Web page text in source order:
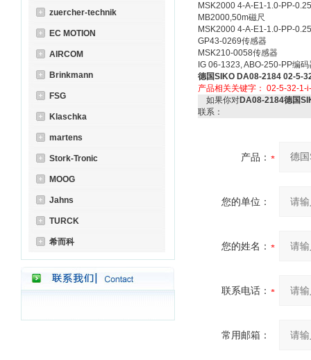
zuercher-technik
EC MOTION
AIRCOM
Brinkmann
FSG
Klaschka
martens
Stork-Tronic
MOOG
Jahns
TURCK
希而科
MSK2000 4-A-E1-1.0-PP-
MB2000,50m磁尺
MSK2000 4-A-E1-1.0-PP-
GP43-0269传感器
MSK210-0058传感器
IG 06-1323, ABO-250-PP编码
德国SIKO DA08-2184 02-5-
产品相关关键字： 02-5-32-1-
如果你对DA08-2184德国
联系：
产品：
您的单位：
您的姓名：
联系电话：
常用邮箱：